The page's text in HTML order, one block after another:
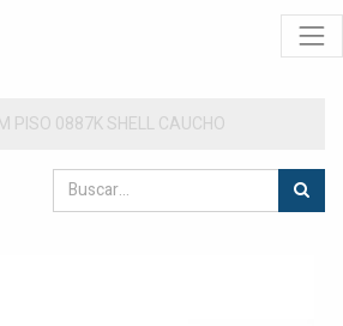
PISO 0887K SHELL CAUCHO